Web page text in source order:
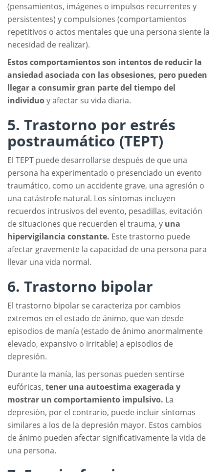
(pensamientos, imágenes o impulsos recurrentes y
persistentes) y compulsiones (comportamientos
repetitivos o actos mentales que una persona siente la
necesidad de realizar).
Estos comportamientos son intentos de reducir la
ansiedad asociada con las obsesiones, pero pueden
llegar a consumir gran parte del tiempo del
individuoy afectar su vida diaria.
5. Trastorno por estrés
postraumático (TEPT)
El TEPT puede desarrollarse después de que una
persona ha experimentado o presenciado un evento
traumático, como un accidente grave, una agresión o
una catástrofe natural. Los síntomas incluyen
recuerdos intrusivos del evento, pesadillas, evitación
de situaciones que recuerden el trauma, y una
hipervigilancia constante. Este trastorno puede
afectar gravemente la capacidad de una persona para
llevar una vida normal.
6. Trastorno bipolar
El trastorno bipolar se caracteriza por cambios
extremos en el estado de ánimo, que van desde
episodios de manía (estado de ánimo anormalmente
elevado, expansivo o irritable) a episodios de
depresión.
Durante la manía, las personas pueden sentirse
eufóricas, tener una autoestima exagerada y
mostrar un comportamiento impulsivo. La
depresión, por el contrario, puede incluir síntomas
similares a los de la depresión mayor. Estos cambios
de ánimo pueden afectar significativamente la vida de
una persona.